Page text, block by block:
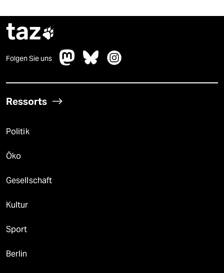
taz
Folgen Sie uns
Ressorts
Politik
Öko
Gesellschaft
Kultur
Sport
Berlin